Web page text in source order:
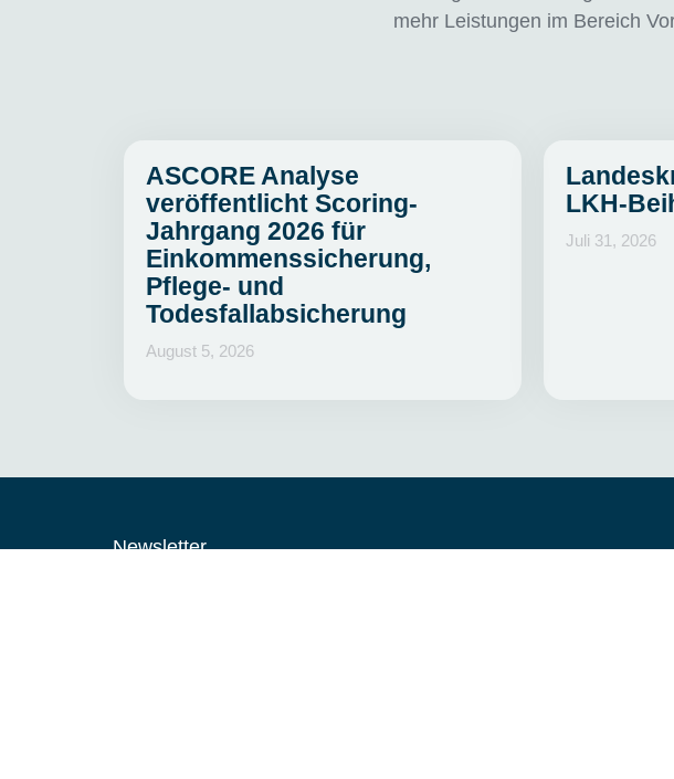
mehr Leistungen im Bereich
ASCORE Analyse
veröffentlicht Scoring-
Jahrgang 2026 für
Einkommenssicherung,
Pflege- und
Todesfallabsicherung
August 5, 2026
LKH-
Juli 31, 2026
Newsletter